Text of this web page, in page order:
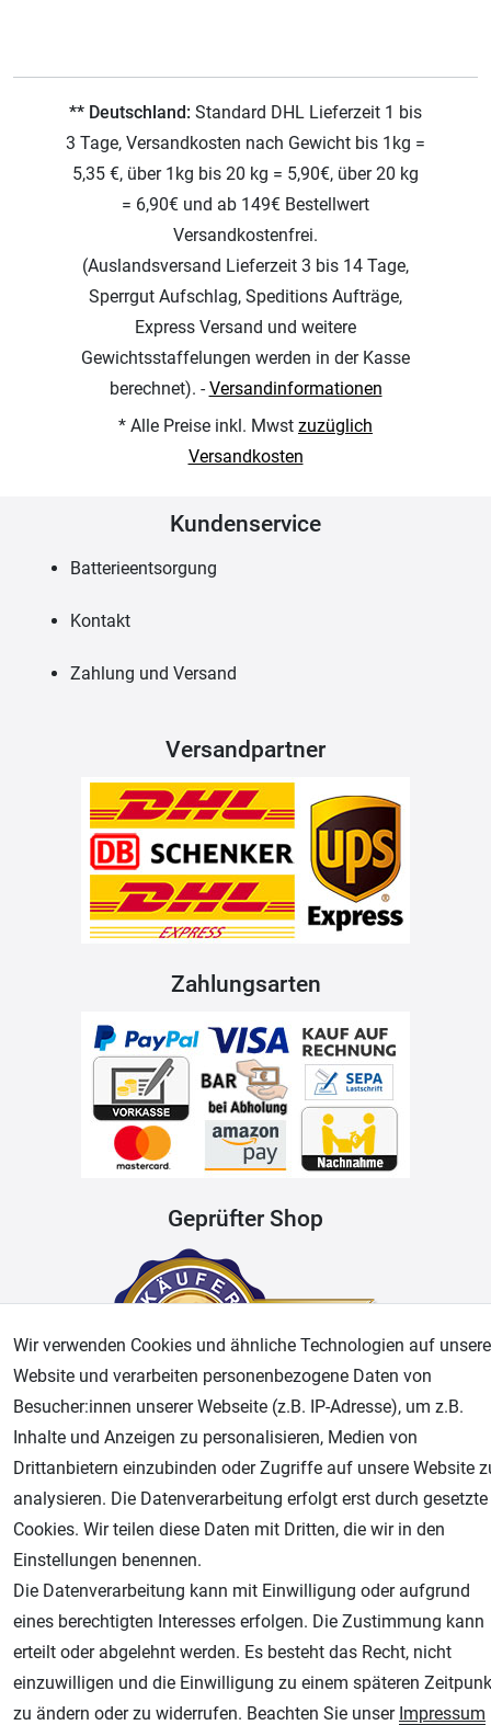
** Deutschland: Standard DHL Lieferzeit 1 bis
3 Tage, Versandkosten nach Gewicht bis 1kg =
5,35 €, über 1kg bis 20 kg = 5,90€, über 20 kg
= 6,90€ und ab 149€ Bestellwert
Versandkostenfrei.
(Auslandsversand Lieferzeit 3 bis 14 Tage,
Sperrgut Aufschlag, Speditions Aufträge,
Express Versand und weitere
Gewichtsstaffelungen werden in der Kasse
berechnet). -Versandinformationen
* Alle Preise inkl. Mwst zuzüglich
Versandkosten
Kundenservice
Batterieentsorgung
Kontakt
Zahlung und Versand
Versandpartner
Zahlungsarten
Geprüfter Shop
AGB Widerrufsrecht Datenschutz Impressum
Unsere weiteren Shops:
Airbrush-City
Fachhandel für: Airbrushpistolen, Kompressoren, Airbrushfarben
Modellbau-City
Modellbau Shop
Plotter-City
Wir verwenden Cookies und ähnliche Technologien auf
Website und verarbeiten personenbezogene Daten von
Besucher:innen unserer Webseite (z.B. IP-Adresse), um z.B.
Inhalte und Anzeigen zu personalisieren, Medien von
Drittanbietern einzubinden oder Zugriffe auf unsere Website
analysieren. Die Datenverarbeitung erfolgt erst durch gesetzte
Cookies. Wir teilen diese Daten mit Dritten, die wir in den
Einstellungen benennen.
Die Datenverarbeitung kann mit Einwilligung oder aufgrund
eines berechtigten Interesses erfolgen. Die Zustimmung kann
erteilt oder abgelehnt werden. Es besteht das Recht, nicht
einzuwilligen und die Einwilligung zu einem späteren
zu ändern oder zu widerrufen. Beachten Sie unser Impressum